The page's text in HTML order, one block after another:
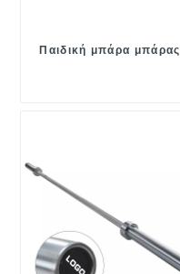
Παιδική μπάρα μπάρας